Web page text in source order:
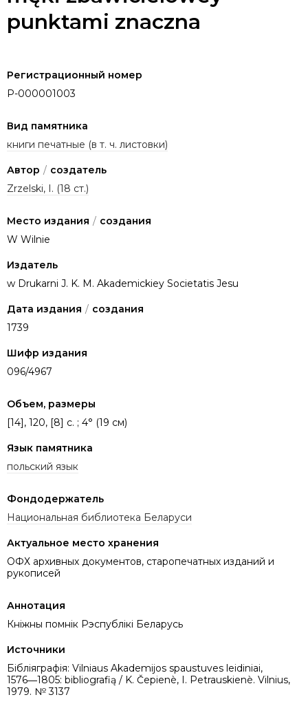
punktami znaczna
Регистрационный номер
P-000001003
Вид памятника
книги печатные (в т. ч. листовки)
Автор / создатель
Zrzelski, I. (18 ст.)
Место издания / создания
W Wilnie
Издатель
w Drukarni J. K. M. Akademickiey Societatis Jesu
Дата издания / создания
1739
Шифр издания
096/4967
Объем, размеры
[14], 120, [8] c. ; 4° (19 см)
Язык памятника
польский язык
Фондодержатель
Национальная библиотека Беларуси
Актуальное место хранения
ОФХ архивных документов, старопечатных изданий и
рукописей
Аннотация
Кніжны помнік Рэспублікі Беларусь
Источники
Бібліяграфія: Vilniaus Akademijos spaustuves leidiniai,
1576―1805: bibliografią / K. Čepienè, I. Petrauskienè. Vilnius,
1979. № 3137